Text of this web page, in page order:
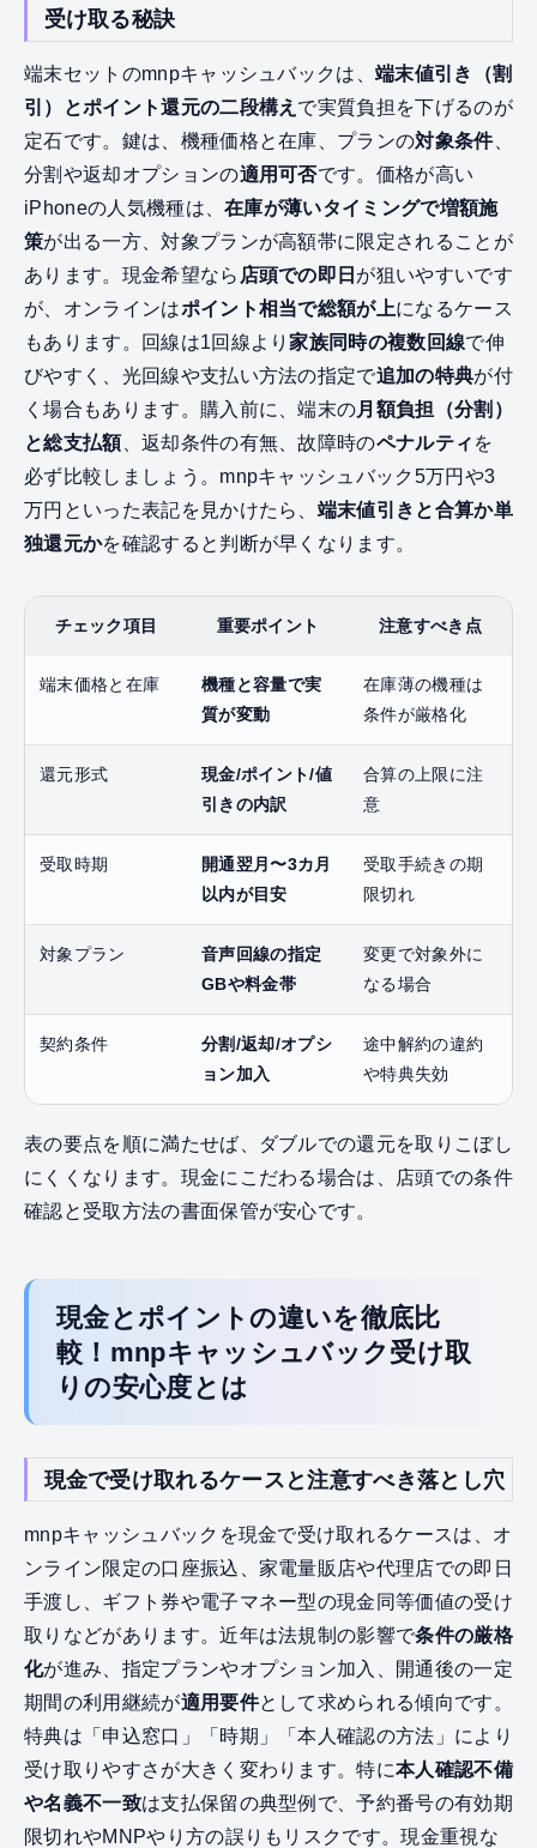
受け取る秘訣
端末セットのmnpキャッシュバックは、端末値引き（割
引）とポイント還元の二段構え で実質負担を下げるのが
定石です。鍵は、機種価格と在庫、プランの対象条件、
分割や返却オプションの適用可否です。価格が高い
iPhoneの人気機種は、在庫が薄いタイミングで増額施
策が出る一方、対象プランが高額帯に限定されることが
あります。現金希望なら 店頭での即日 が狙いやすいです
が、オンラインはポイント相当で総額が上になるケース
もあります。回線は1回線より家族同時の複数回線で伸
びやすく、光回線や支払い方法の指定で追加の特典が付
く場合もあります。購入前に、端末の月額負担（分割）
と総支払額 、返却条件の有無、故障時のペナルティ を
必ず比較しましょう。mnpキャッシュバック5万円や3
万円といった表記を見かけたら、 端末値引きと合算か単
独還元かを確認すると判断が早くなります。
チェック項目 重要ポイント 注意すべき点
端末価格と在庫
機種と容量で実
質が変動
在庫薄の機種は
条件が厳格化
還元形式
現金/ポイント/値
引きの内訳
合算の上限に注
意
受取時期
開通翌月〜3カ月
以内が目安
受取手続きの期
限切れ
対象プラン
音声回線の指定
GBや料金帯
変更で対象外に
なる場合
契約条件
分割/返却/オプシ
ョン加入
途中解約の違約
や特典失効
表の要点を順に満たせば、ダブルでの還元を取りこぼし
にくくなります。現金にこだわる場合は、店頭での条件
確認と受取方法の書面保管が安心です。
現金とポイントの違いを徹底比
較！mnpキャッシュバック受け取
りの安心度とは
現金で受け取れるケースと注意すべき落とし穴
mnpキャッシュバックを現金で受け取れるケースは、オ
ンライン限定の口座振込、家電量販店や代理店での即日
手渡し、ギフト券や電子マネー型の現金同等価値の受け
取りなどがあります。近年は法規制の影響で条件の厳格
化が進み、指定プランやオプション加入、開通後の一定
期間の利用継続が適用要件として求められる傾向です。
特典は「申込窓口」「時期」「本人確認の方法」により
受け取りやすさが大きく変わります。特に本人確認不備
や名義不一致は支払保留の典型例で、予約番号の有効期
限切れやMNPやり方の誤りもリスクです。現金重視な